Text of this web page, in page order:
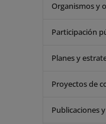
Organismos y
Participación
Planes y
Proyectos de
Publicaciones